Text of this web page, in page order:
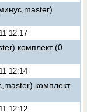
12:17
комплект (0
12:14
комплект
12:12